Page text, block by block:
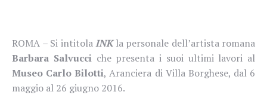
ROMA – Si intitolaINK la personale dell’artista romana
Barbara Salvucciche presenta i suoi ultimi lavori al
Museo Carlo Bilotti, Aranciera di Villa Borghese, dal 6
maggio al 26 giugno 2016.